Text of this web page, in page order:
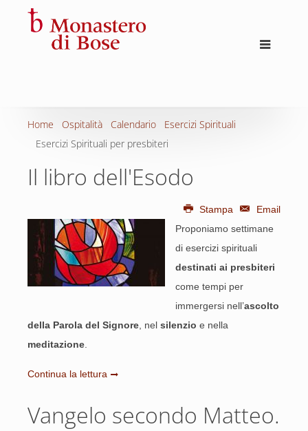
Home Ospitalità Calendario
Esercizi Spirituali
Esercizi Spirituali per presbiteri
Il libro dell'Esodo
Stampa
Email
Proponiamo settimane
di esercizi spirituali
destinati ai presbiteri
come tempi per
immergersi nell’ascolto
della Parola del Signore , nel silenzio e nella
meditazione
Continua la lettura
Vangelo secondo Matteo.